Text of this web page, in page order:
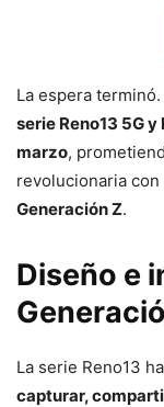
La espera
serie Reno13 5G y
marzo,
revolucionaria
Generación Z.
Diseño e
La serie Reno13
capturar,